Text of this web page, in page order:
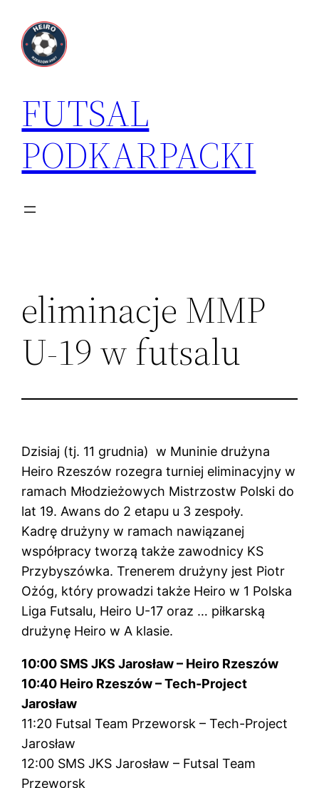
treści
FUTSAL
PODKARPACKI
eliminacje MMP
U-19 w futsalu
Dzisiaj (tj. 11 grudnia) w Muninie drużyna
Heiro Rzeszów rozegra turniej eliminacyjny w
ramach Młodzieżowych Mistrzostw Polski do
lat 19. Awans do 2 etapu u 3 zespoły.
Kadrę drużyny w ramach nawiązanej
współpracy tworzą także zawodnicy KS
Przybyszówka. Trenerem drużyny jest Piotr
Ożóg, który prowadzi także Heiro w 1 Polska
Liga Futsalu, Heiro U-17 oraz … piłkarską
drużynę Heiro w A klasie.
10:00 SMS JKS Jarosław – Heiro Rzeszów
10:40 Heiro Rzeszów – Tech-Project
Jarosław
11:20 Futsal Team Przeworsk – Tech-Project
Jarosław
12:00 SMS JKS Jarosław – Futsal Team
Przeworsk